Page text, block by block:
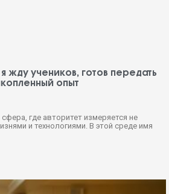
жду учеников, готов передать
опыт
где авторитет измеряется не
и технологиями. В этой среде имя